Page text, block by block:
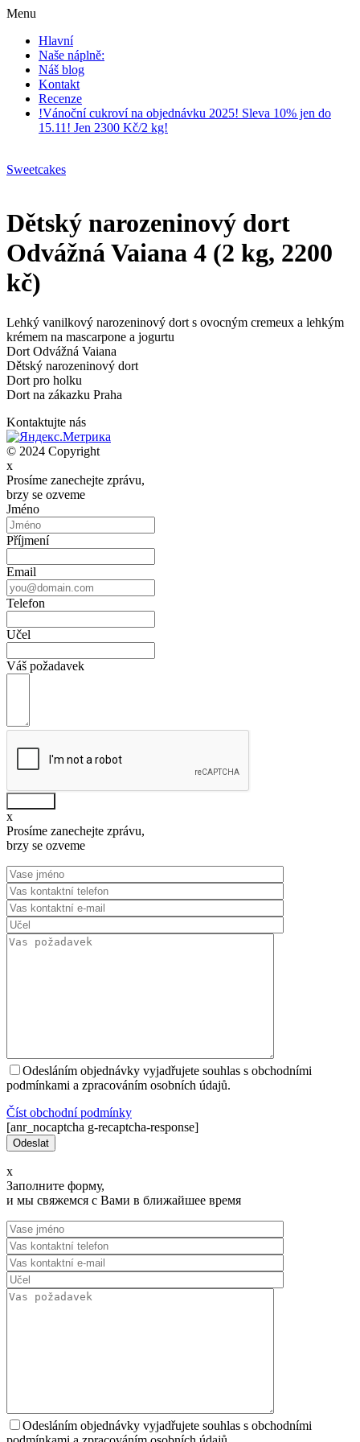
Menu
Hlavní
Naše náplně:
Náš blog
Kontakt
Recenze
!Vánoční cukroví na objednávku 2025! Sleva 10% jen do
15.11! Jen 2300 Kč/2 kg!
Sweetcakes
Dětský narozeninový dort
Odvážná Vaiana 4 (2 kg, 2200
kč)
Lehký vanilkový narozeninový dort s ovocným cremeux a lehkým
krémem na mascarpone a jogurtu
Dort Odvážná Vaiana
Dětský narozeninový dort
Dort pro holku
Dort na zákazku Praha
Kontaktujte nás
© 2024 Copyright
x
Prosíme zanechejte zprávu,
brzy se ozveme
Jméno
Příjmení
Email
Telefon
Učel
Váš požadavek
x
Prosíme zanechejte zprávu,
brzy se ozveme
Odesláním objednávky vyjadřujete souhlas s obchodními
podmínkami a zpracováním osobních údajů.
Číst оbchodní podmínky
[anr_nocaptcha g-recaptcha-response]
x
Заполните форму,
и мы свяжемся с Вами в ближайшее время
Odesláním objednávky vyjadřujete souhlas s obchodními